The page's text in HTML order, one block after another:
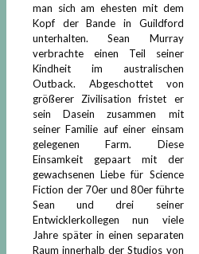
man sich am ehesten mit dem
Kopf der Bande in Guildford
unterhalten. Sean Murray
verbrachte einen Teil seiner
Kindheit im australischen
Outback. Abgeschottet von
größerer Zivilisation fristet er
sein Dasein zusammen mit
seiner Familie auf einer einsam
gelegenen Farm. Diese
Einsamkeit gepaart mit der
gewachsenen Liebe für Science
Fiction der 70er und 80er führte
Sean und drei seiner
Entwicklerkollegen nun viele
Jahre später in einen separaten
Raum innerhalb der Studios von